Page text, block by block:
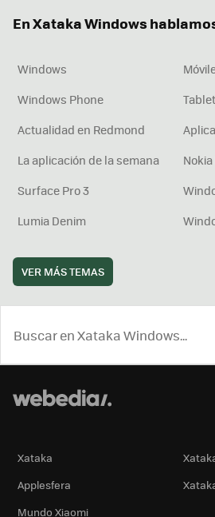
En Xataka Windows
Windows
Windows Phone
Actualidad en Redmond
La aplicación de la semana
Surface Pro 3
Lumia Denim
VER MÁS TEMAS
Xataka
Applesfera
Mundo Xiaomi